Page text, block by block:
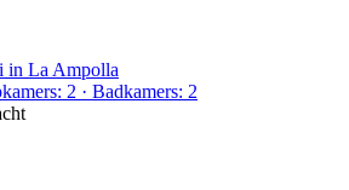
in La Ampolla
2 · Badkamers: 2